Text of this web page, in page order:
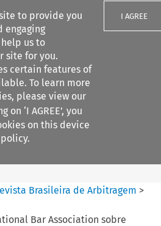
to provide you
engaging
us to
site for you.
certain features of
To learn more
please view our
on ‘I AGREE’, you
on this device
I AGREE
filters
Search content
Brasileira de Arbitragem >
Bar Association sobre